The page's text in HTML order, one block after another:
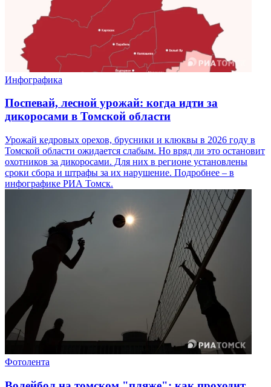
Инфографика
Поспевай, лесной урожай: когда идти за
дикоросами в Томской области
Урожай кедровых орехов, брусники и клюквы в 2026 году в
Томской области ожидается слабым. Но вряд ли это остановит
охотников за дикоросами. Для них в регионе установлены
сроки сбора и штрафы за их нарушение. Подробнее – в
инфографике РИА Томск.
Фотолента